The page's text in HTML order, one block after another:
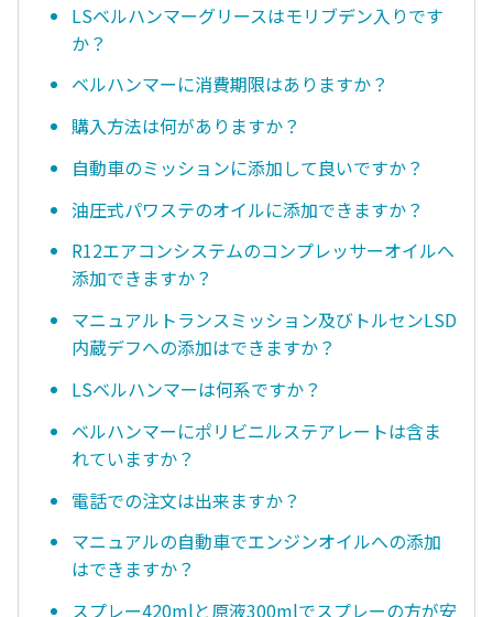
LSベルハンマーグリースはモリブデン入りです
か？
ベルハンマーに消費期限はありますか？
購入方法は何がありますか？
自動車のミッションに添加して良いですか？
油圧式パワステのオイルに添加できますか？
R12エアコンシステムのコンプレッサーオイルへ
添加できますか？
マニュアルトランスミッション及びトルセンLSD
内蔵デフへの添加はできますか？
LSベルハンマーは何系ですか？
ベルハンマーにポリビニルステアレートは含ま
れていますか？
電話での注文は出来ますか？
マニュアルの自動車でエンジンオイルへの添加
はできますか？
スプレー420mlと原液300mlでスプレーの方が安